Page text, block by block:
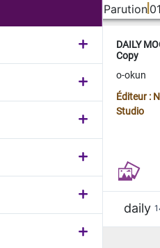
Parution
DAILY
Copy
o-okun
Éditeur :
Studio
daily